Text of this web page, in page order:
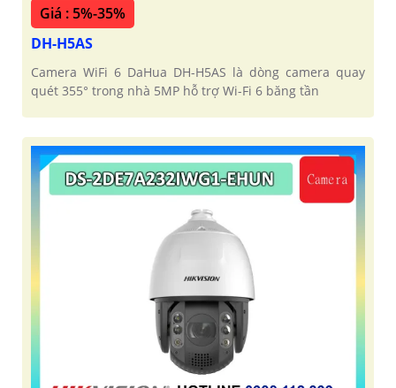
Giá : 5%-35%
DH-H5AS
Camera WiFi 6 DaHua DH-H5AS là dòng camera quay
quét 355° trong nhà 5MP hỗ trợ Wi-Fi 6 băng tần